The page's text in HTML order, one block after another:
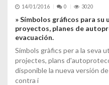
14/01/2016 0 3020
» Símbolos gráficos para
proyectos, planes de
evacuación.
Símbols gràfics per a la seva
projectes, plans
disponible la nueva versión
contra i